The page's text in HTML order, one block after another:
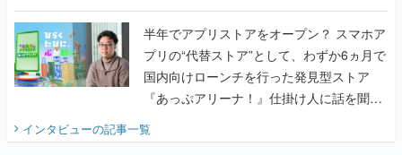
うこだわりをプロデューサーに聞いた
半年でアプリストアをオープン？ スマホア
プリの“代替ストア”として、わずか6ヵ月で
国内向けローンチを行った発見型ストア
『あっぷアリーナ！』仕掛け人に話を聞い
インタビューの記事一覧